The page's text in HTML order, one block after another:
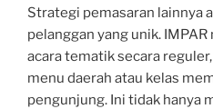
Strategi pemasaran lainnya
pelanggan yang unik.
acara tematik secara
menu daerah atau kelas
pengunjung. Ini tidak hanya